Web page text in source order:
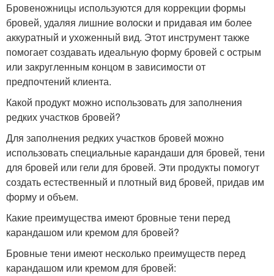
Бровеножницы используются для коррекции формы
бровей, удаляя лишние волоски и придавая им более
аккуратный и ухоженный вид. Этот инструмент также
помогает создавать идеальную форму бровей с острым
или закругленным концом в зависимости от
предпочтений клиента.
Какой продукт можно использовать для заполнения
редких участков бровей?
Для заполнения редких участков бровей можно
использовать специальные карандаши для бровей, тени
для бровей или гели для бровей. Эти продукты помогут
создать естественный и плотный вид бровей, придав им
форму и объем.
Какие преимущества имеют бровные тени перед
карандашом или кремом для бровей?
Бровные тени имеют несколько преимуществ перед
карандашом или кремом для бровей: